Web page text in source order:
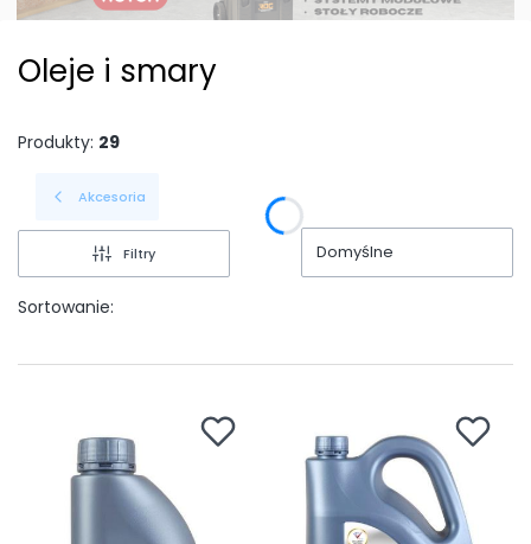
Oleje i smary
Produkty: 29
Akcesoria
Filtry
Sortowanie:
Domyślne